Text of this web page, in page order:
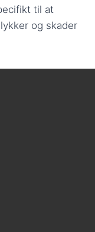
til at
og skader